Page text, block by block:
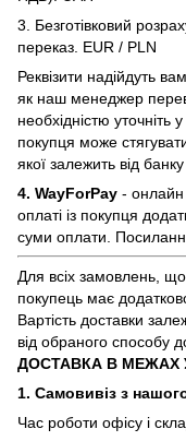
3. Безготівковий
переказ. EUR / PLN
Реквізити надійдуть
як наш менеджер
необхідністю
покупця може
якої залежить від банку
4. WayForPay -
оплаті із покупця
суми оплати.
Для всіх замовлень, що
покупець має
Вартість доставки
від обраного способу
ДОСТАВКА В МЕЖАХ
1. Самовивіз з
Час роботи офісу і